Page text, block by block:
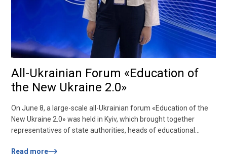
All-Ukrainian Forum «Education of
the New Ukraine 2.0»
On June 8, a large-scale all-Ukrainian forum «Education of the
New Ukraine 2.0» was held in Kyiv, which brought together
representatives of state authorities, heads of educational
government from all over Ukraine. NU «Zaporizhzhia
Read more